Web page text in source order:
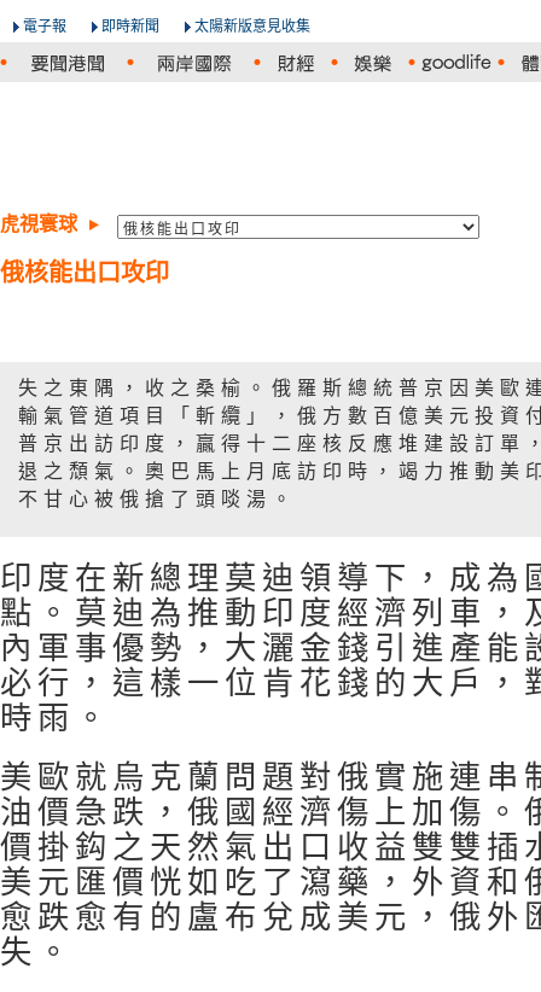
電子報 即時新聞 太陽新版意見收集
虎視寰球
俄核能出口攻印
失之東隅，收之桑榆。俄羅斯總統普京因美歐
輸氣管道項目「斬纜」，俄方數百億美元投資
普京出訪印度，贏得十二座核反應堆建設訂單
退之頹氣。奧巴馬上月底訪印時，竭力推動美
不甘心被俄搶了頭啖湯。
印度在新總理莫迪領導下，成為
點。莫迪為推動印度經濟列車，
內軍事優勢，大灑金錢引進產能
必行，這樣一位肯花錢的大戶，
時雨。
美歐就烏克蘭問題對俄實施連串
油價急跌，俄國經濟傷上加傷。
價掛鈎之天然氣出口收益雙雙插
美元匯價恍如吃了瀉藥，外資和
愈跌愈有的盧布兌成美元，俄外
失。